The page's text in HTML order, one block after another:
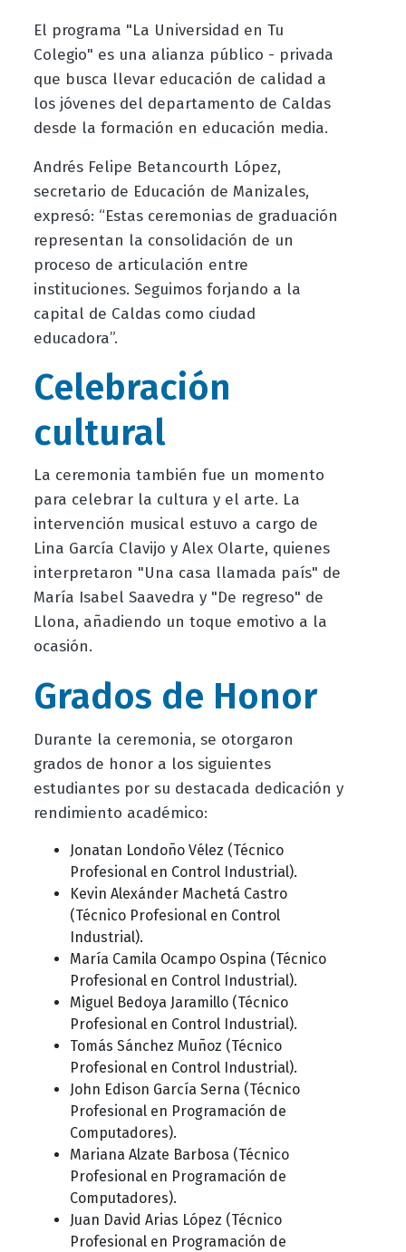
El programa "La Universidad en Tu
Colegio" es una alianza público - privada
que busca llevar educación de calidad a
los jóvenes del departamento de Caldas
desde la formación en educación media.
Andrés Felipe Betancourth López,
secretario de Educación de Manizales,
expresó: “Estas ceremonias de graduación
representan la consolidación de un
proceso de articulación entre
instituciones. Seguimos forjando a la
capital de Caldas como ciudad
educadora”.
Celebración
cultural
La ceremonia también fue un momento
para celebrar la cultura y el arte. La
intervención musical estuvo a cargo de
Lina García Clavijo y Alex Olarte, quienes
interpretaron "Una casa llamada país" de
María Isabel Saavedra y "De regreso" de
Llona, añadiendo un toque emotivo a la
ocasión.
Grados de Honor
Durante la ceremonia, se otorgaron
grados de honor a los siguientes
estudiantes por su destacada dedicación y
rendimiento académico:
Jonatan Londoño Vélez (Técnico
Profesional en Control Industrial).
Kevin Alexánder Machetá Castro
(Técnico Profesional en Control
Industrial).
María Camila Ocampo Ospina (Técnico
Profesional en Control Industrial).
Miguel Bedoya Jaramillo (Técnico
Profesional en Control Industrial).
Tomás Sánchez Muñoz (Técnico
Profesional en Control Industrial).
John Edison García Serna (Técnico
Profesional en Programación de
Computadores).
Mariana Alzate Barbosa (Técnico
Profesional en Programación de
Computadores).
Juan David Arias López (Técnico
Profesional en Programación de